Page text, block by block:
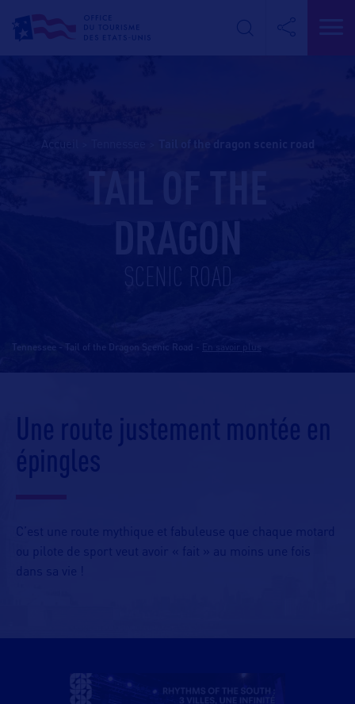
TAIL OF THE
DRAGON
SCENIC ROAD
Tennessee - Tail of the Dragon Scenic Road
Une route justement montée en
C’est une route mythique et fabuleuse que chaque motard
ou pilote de sport veut avoir « fait » au moins une fois
dans sa vie !